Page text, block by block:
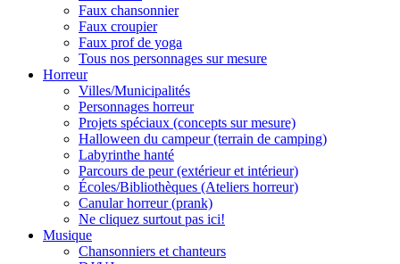
Faux chansonnier
Faux croupier
Faux prof de yoga
Tous nos personnages sur mesure
Horreur
Villes/Municipalités
Personnages horreur
Projets spéciaux (concepts sur mesure)
Halloween du campeur (terrain de camping)
Labyrinthe hanté
Parcours de peur (extérieur et intérieur)
Écoles/Bibliothèques (Ateliers horreur)
Canular horreur (prank)
Ne cliquez surtout pas ici!
Musique
Chansonniers et chanteurs